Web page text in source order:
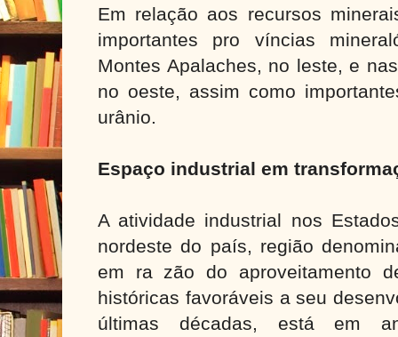
Em relação aos recursos
importantes pro víncias
Montes Apalaches, no leste, e
no oeste, assim como
urânio.
Espaço industrial em
A atividade industrial nos
nordeste do país, região
em ra zão do aproveitamento
históricas favoráveis a seu
últimas décadas, está em